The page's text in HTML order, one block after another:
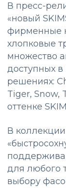
В пресс-
«новый
фирменные
хлопковые
множество
доступных в
решениях:
Tiger, Snow,
оттенке
В
для любого
выбору